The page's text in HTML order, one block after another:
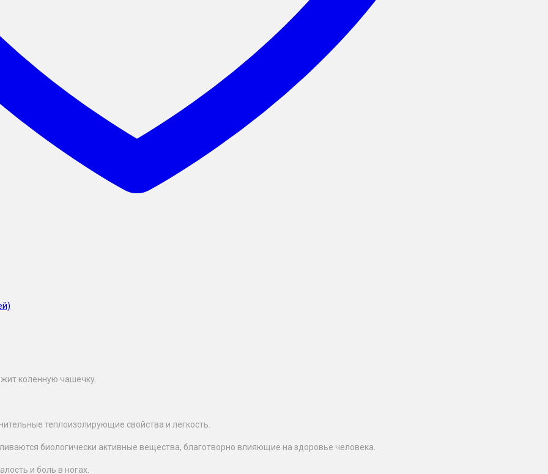
коленную чашечку.
теплоизолирующие свойства и легкость.
биологически активные вещества, благотворно влияющие на здоровье человека.
и боль в ногах.